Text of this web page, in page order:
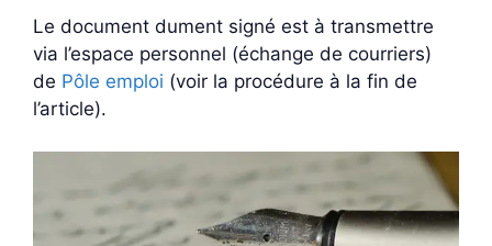
Le document dument signé est à transmettre
via l’espace personnel (échange de courriers)
de Pôle emploi (voir la procédure à la fin de
l’article).